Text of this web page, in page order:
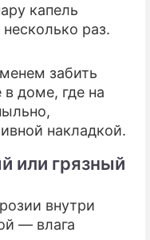
капель
раз.
забить
доме, где на
накладкой.
или грязный
внутри
— влага